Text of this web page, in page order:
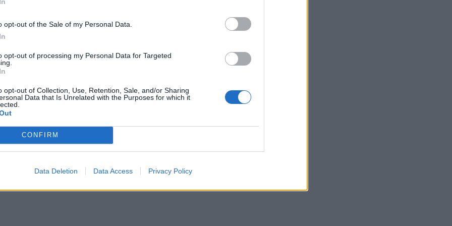
opt-out of the Sale of my Personal Data.
opt-out of processing my Personal Data for Targeted
opt-out of Collection, Use, Retention, Sale, and/or Sharing
Data that Is Unrelated with the Purposes for which it
CONFIRM
Data Deletion Data Access Privacy Policy
το 23% των νέων περιπτώσεων
υψηλότερο από αυτό που αποδίδεται σε
(4%). Μεταξύ των γυναικών οι καρκίνοι
συνολικά στο 11% των νέων κρουσμάτων,
δείκτη μάζας σώματος (3%).
μπορούσαν να είχαν αποφευχθεί για τις
κρουσμάτων στη βόρεια Αφρική και στη
Αφρική. Στις τάξεις των ανδρών το άχθος
(57%), χαμηλότερο στη Λατινική Αμερική και